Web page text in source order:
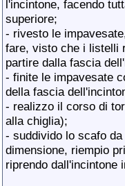
l'incintone, facendo
superiore;
- rivesto le
fare, visto che i listelli
partire dalla fascia
- finite le impavesate
della fascia
- realizzo il corso di
alla chiglia);
- suddivido lo scafo
dimensione, riempio
riprendo dall'incintone